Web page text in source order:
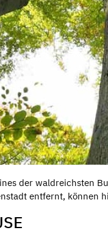
der waldreichsten
entfernt, können